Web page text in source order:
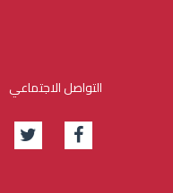
التواصل الاجتماعي